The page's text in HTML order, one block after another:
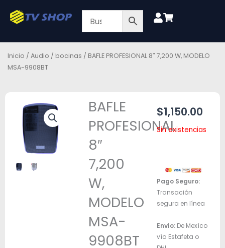
Inicio / Audio / bocinas / BAFLE PROFESIONAL 8″ 7,200 W, MODELO
MSA-9908BT
BAFLE
PROFESIONAL
8″
7,200
W,
MODELO
MSA-
9908BT
$1,150.00
Sin existencias
Pago Seguro:
Transación
segura en línea
Envío:De Mexíco
vía Estafeta o